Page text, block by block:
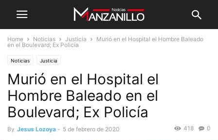
Home Noticias Justicia
Murió en el Hospital el Hombre Baleado
en el Boulevard; Ex Policía
Noticias Justicia
Murió en el Hospital el
Hombre Baleado en el
Boulevard; Ex Policía
By Jesus Lozoya - 5 de febrero de 2020 0
418